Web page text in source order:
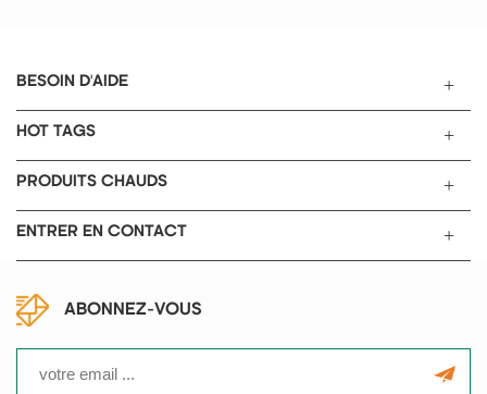
BESOIN D'AIDE
HOT TAGS
PRODUITS CHAUDS
ENTRER EN CONTACT
ABONNEZ-VOUS